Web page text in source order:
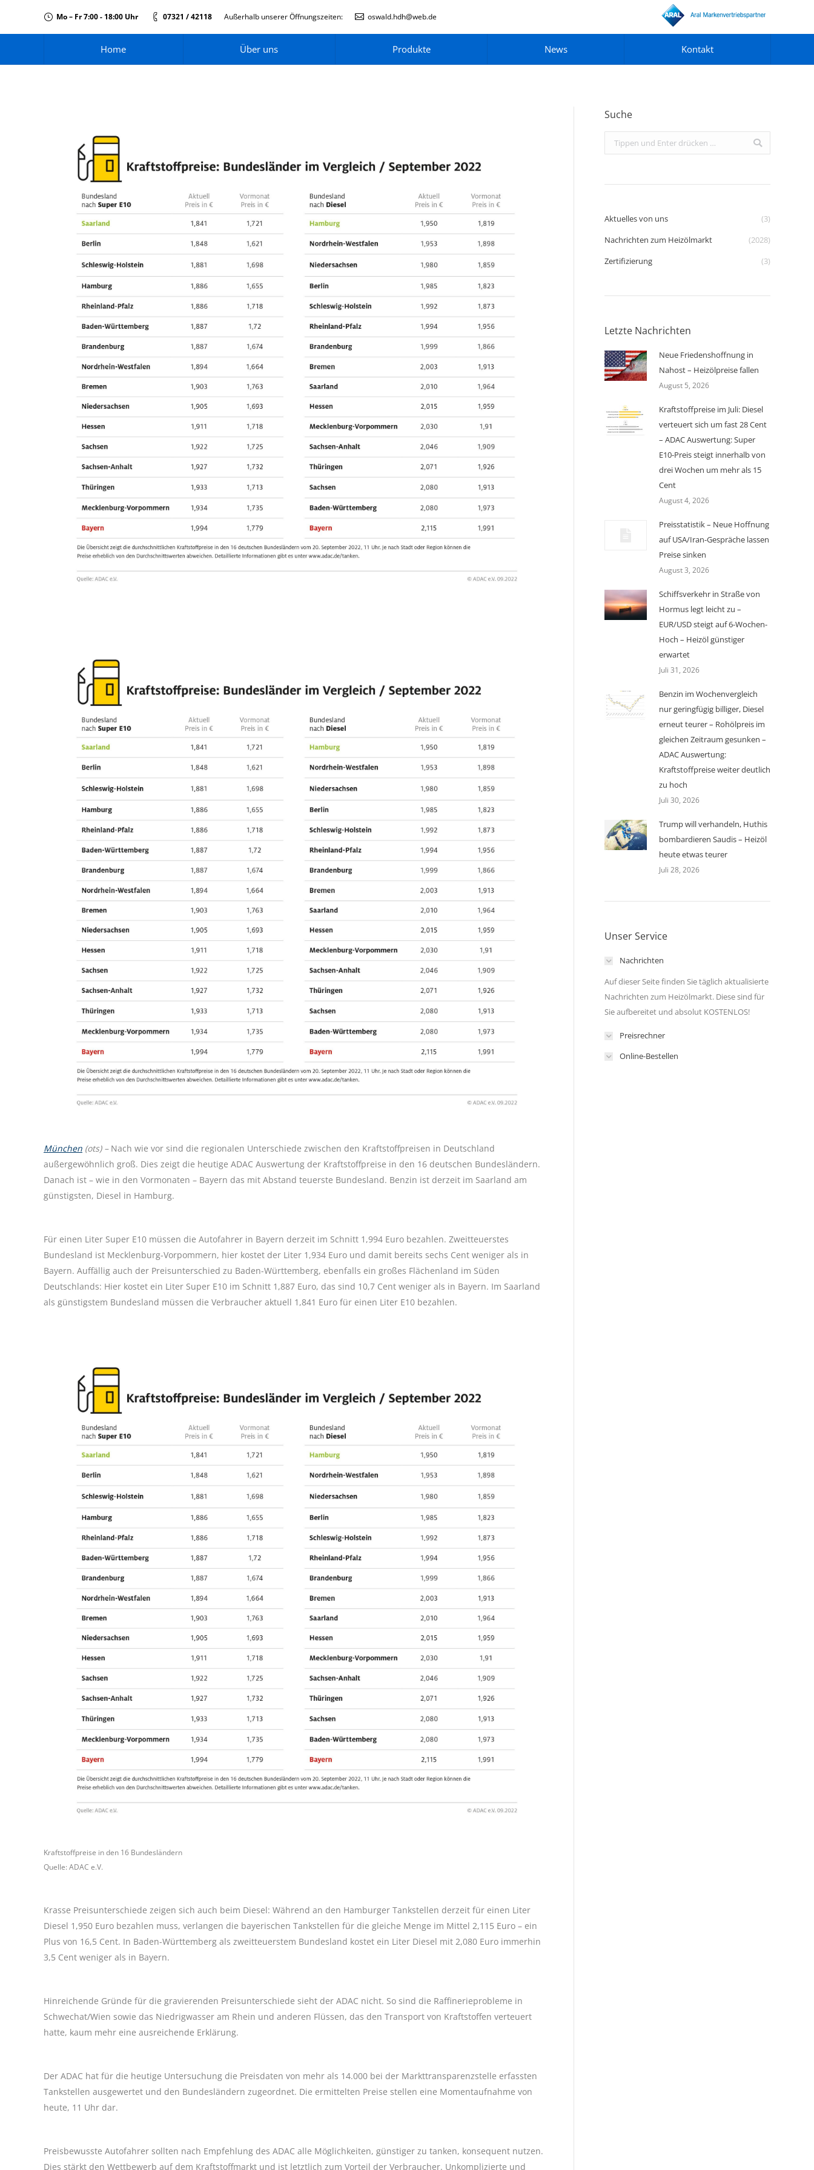
Mo – Fr 7:00 - 18:00 Uhr 07321 / 42118 Außerhalb unserer Öffnungszeiten: oswald.hdh@web.de
Home Über uns Produkte News Kontakt
München (ots) – Nach wie vor sind die regionalen Unterschiede zwischen den Kraftstoffpreisen in Deutschland
außergewöhnlich groß. Dies zeigt die heutige ADAC Auswertung der Kraftstoffpreise in den 16 deutschen Bundesländern.
Danach ist – wie in den Vormonaten – Bayern das mit Abstand teuerste Bundesland. Benzin ist derzeit im Saarland am
günstigsten, Diesel in Hamburg.
Für einen Liter Super E10 müssen die Autofahrer in Bayern derzeit im Schnitt 1,994 Euro bezahlen. Zweitteuerstes
Bundesland ist Mecklenburg-Vorpommern, hier kostet der Liter 1,934 Euro und damit bereits sechs Cent weniger als in
Bayern. Auffällig auch der Preisunterschied zu Baden-Württemberg, ebenfalls ein großes Flächenland im Süden
Deutschlands: Hier kostet ein Liter Super E10 im Schnitt 1,887 Euro, das sind 10,7 Cent weniger als in Bayern. Im Saarland
als günstigstem Bundesland müssen die Verbraucher aktuell 1,841 Euro für einen Liter E10 bezahlen.
Kraftstoffpreise in den 16 Bundesländern
Quelle: ADAC e.V.
Krasse Preisunterschiede zeigen sich auch beim Diesel: Während an den Hamburger Tankstellen derzeit für einen Liter
Diesel 1,950 Euro bezahlen muss, verlangen die bayerischen Tankstellen für die gleiche Menge im Mittel 2,115 Euro – ein
Plus von 16,5 Cent. In Baden-Württemberg als zweitteuerstem Bundesland kostet ein Liter Diesel mit 2,080 Euro immerhin
3,5 Cent weniger als in Bayern.
Hinreichende Gründe für die gravierenden Preisunterschiede sieht der ADAC nicht. So sind die Raffinerieprobleme in
Schwechat/Wien sowie das Niedrigwasser am Rhein und anderen Flüssen, das den Transport von Kraftstoffen verteuert
hatte, kaum mehr eine ausreichende Erklärung.
Der ADAC hat für die heutige Untersuchung die Preisdaten von mehr als 14.000 bei der Markttransparenzstelle erfassten
Tankstellen ausgewertet und den Bundesländern zugeordnet. Die ermittelten Preise stellen eine Momentaufnahme von
heute, 11 Uhr dar.
Preisbewusste Autofahrer sollten nach Empfehlung des ADAC alle Möglichkeiten, günstiger zu tanken, konsequent nutzen.
Dies stärkt den Wettbewerb auf dem Kraftstoffmarkt und ist letztlich zum Vorteil der Verbraucher. Unkomplizierte und
Suche
Search:
Aktuelles von uns
(3)
Nachrichten zum Heizölmarkt
(2028)
Zertifizierung
(3)
Letzte Nachrichten
Neue Friedenshoffnung in
Nahost – Heizölpreise fallen
August 5, 2026
Kraftstoffpreise im Juli: Diesel
verteuert sich um fast 28 Cent
– ADAC Auswertung: Super
E10-Preis steigt innerhalb von
drei Wochen um mehr als 15
Cent
August 4, 2026
Preisstatistik – Neue Hoffnung
auf USA/Iran-Gespräche lassen
Preise sinken
August 3, 2026
Schiffsverkehr in Straße von
Hormus legt leicht zu –
EUR/USD steigt auf 6-Wochen-
Hoch – Heizöl günstiger
erwartet
Juli 31, 2026
Benzin im Wochenvergleich
nur geringfügig billiger, Diesel
erneut teurer – Rohölpreis im
gleichen Zeitraum gesunken –
ADAC Auswertung:
Kraftstoffpreise weiter deutlich
zu hoch
Juli 30, 2026
Trump will verhandeln, Huthis
bombardieren Saudis – Heizöl
heute etwas teurer
Juli 28, 2026
Unser Service
Nachrichten
Auf dieser Seite finden Sie täglich aktualisierte
Nachrichten zum Heizölmarkt. Diese sind für
Sie aufbereitet und absolut KOSTENLOS!
Preisrechner
Online-Bestellen